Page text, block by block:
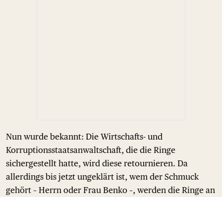
Nun wurde bekannt: Die Wirtschafts- und
Korruptionsstaatsanwaltschaft, die die Ringe
sichergestellt hatte, wird diese retournieren. Da
allerdings bis jetzt ungeklärt ist, wem der Schmuck
gehört – Herrn oder Frau Benko –, werden die Ringe an